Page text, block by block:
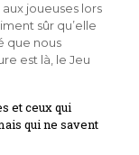
joueuses lors
sûr qu’elle
que nous
est là, le Jeu
et ceux qui
qui ne savent